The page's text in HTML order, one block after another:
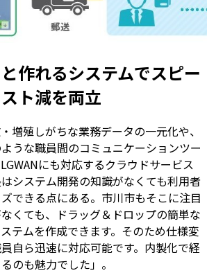
作れるシステムでスピー
ト減を両立
増殖しがちな業務データの一元化や、
うな職員間のコミュニケーションツー
にも対応するクラウドサービス
システム開発の知識がなくても利用者
できる点にある。市川市もそこに注目
くても、ドラッグ＆ドロップの簡単な
テムを作成できます。そのため仕様変
自ら迅速に対応可能です。内製化で経
のも魅力でした」。